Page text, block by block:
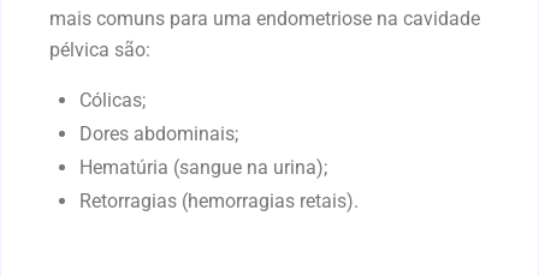
mais comuns para uma endometriose na cavidade
pélvica são:
Cólicas;
Dores abdominais;
Hematúria (sangue na urina);
Retorragias (hemorragias retais).